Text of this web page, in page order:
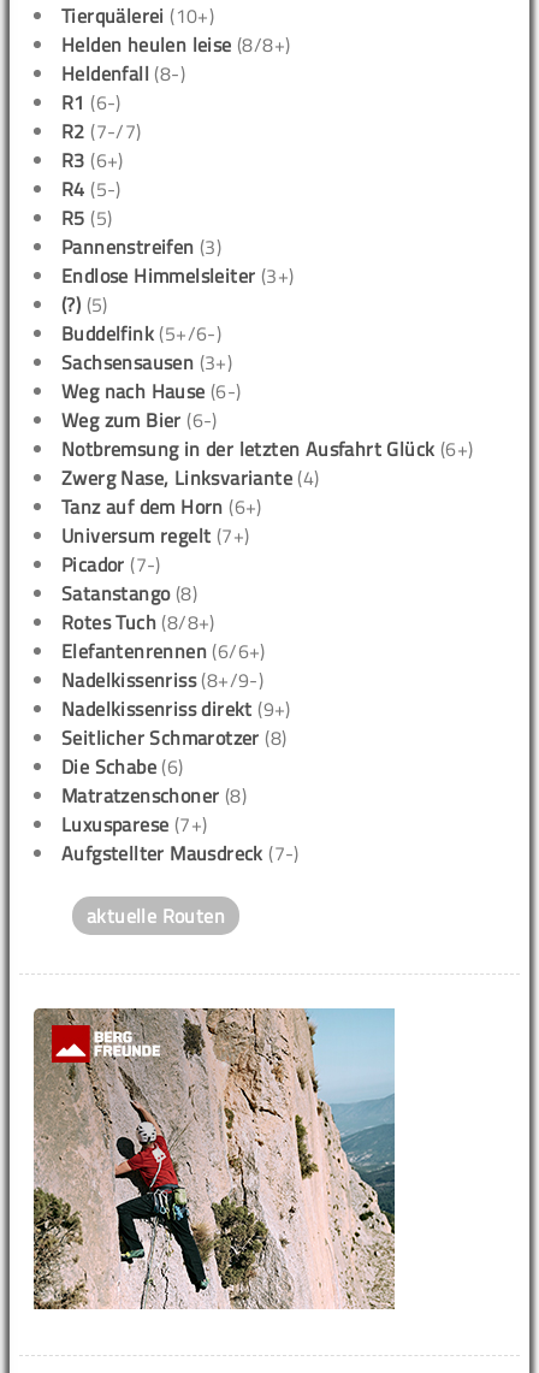
Tierquälerei (10+)
Helden heulen leise (8/8+)
Heldenfall (8-)
R1 (6-)
R2 (7-/7)
R3 (6+)
R4 (5-)
R5 (5)
Pannenstreifen (3)
Endlose Himmelsleiter (3+)
(?) (5)
Buddelfink (5+/6-)
Sachsensausen (3+)
Weg nach Hause (6-)
Weg zum Bier (6-)
Notbremsung in der letzten Ausfahrt Glück (6+)
Zwerg Nase, Linksvariante (4)
Tanz auf dem Horn (6+)
Universum regelt (7+)
Picador (7-)
Satanstango(8)
Rotes Tuch (8/8+)
Elefantenrennen (6/6+)
Nadelkissenriss(8+/9-)
Nadelkissenriss direkt (9+)
Seitlicher Schmarotzer (8)
Die Schabe (6)
Matratzenschoner (8)
Luxusparese (7+)
Aufgstellter Mausdreck (7-)
aktuelle Routen